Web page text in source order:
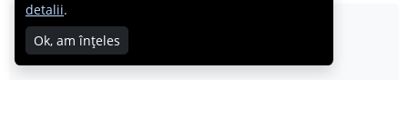
Adya
10.04.2009
detalii.
Ok, am înțeles